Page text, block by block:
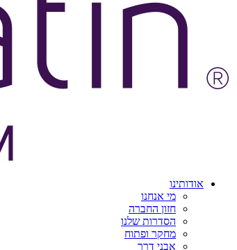
אודותינו
מי אנחנו
חזון החברה
הסדרות שלנו
מחקר ופתוח
אבני דרך